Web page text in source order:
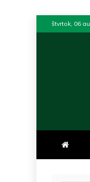
to
štvrtok, 06